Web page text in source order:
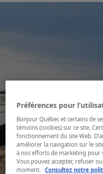
Préférences pour
Bonjour Québec et certains de
témoins (cookies) sur ce site.
fonctionnement du site Web.
améliorer la navigation sur le
à nos efforts de marketing pour
Vous pouvez accepter, refuser
moment.
Consultez notre